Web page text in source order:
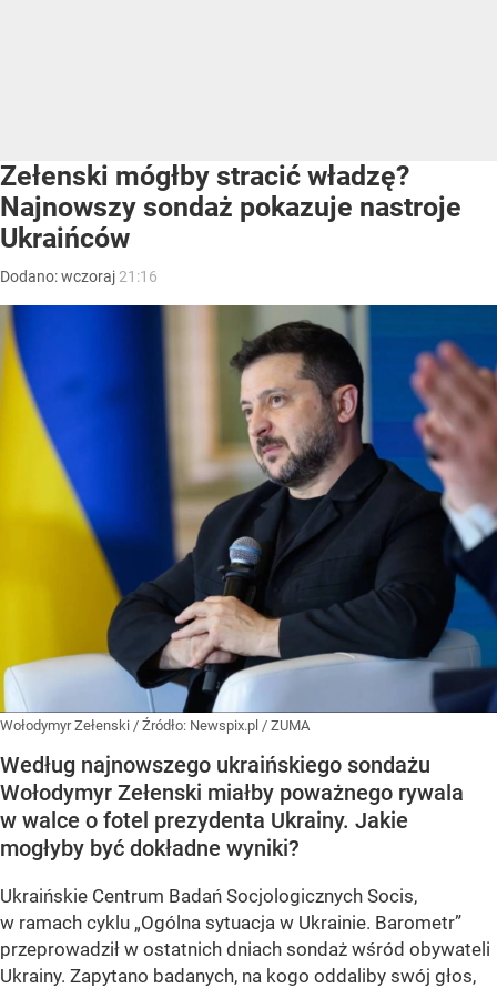
Zełenski mógłby stracić władzę?
Najnowszy sondaż pokazuje nastroje
Ukraińców
Dodano:wczoraj 21:16
Wołodymyr Zełenski / Źródło: Newspix.pl / ZUMA
Według najnowszego ukraińskiego sondażu
Wołodymyr Zełenski miałby poważnego rywala
w walce o fotel prezydenta Ukrainy. Jakie
mogłyby być dokładne wyniki?
Ukraińskie Centrum Badań Socjologicznych Socis,
w ramach cyklu „Ogólna sytuacja w Ukrainie. Barometr”
przeprowadził w ostatnich dniach sondaż wśród obywateli
Ukrainy. Zapytano badanych, na kogo oddaliby swój głos,